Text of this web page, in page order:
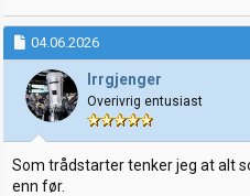
04.06.2026
Irrgjenger
Overivrig entusiast
Som trådstarter tenker jeg at alt
enn før.